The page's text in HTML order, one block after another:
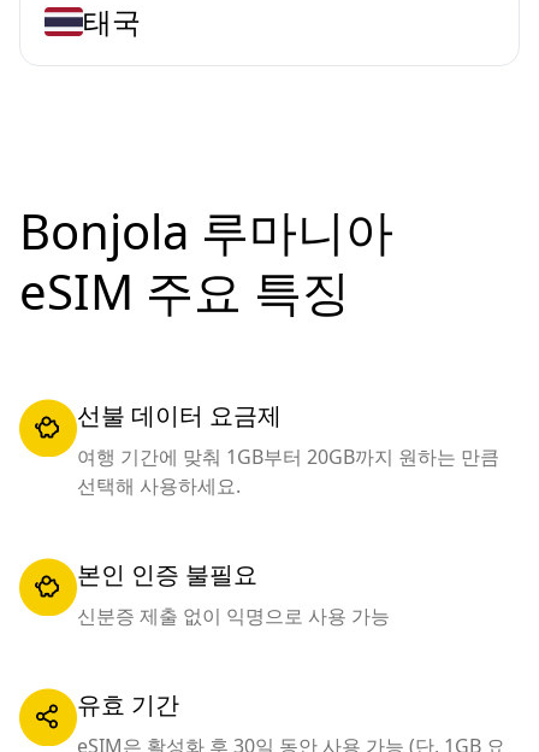
태국
Bonjola 루마니아
eSIM 주요 특징
선불 데이터 요금제
여행 기간에 맞춰 1GB부터 20GB까지 원하는 만큼
선택해 사용하세요.
본인 인증 불필요
신분증 제출 없이 익명으로 사용 가능
유효 기간
eSIM은 활성화 후 30일 동안 사용 가능 (단, 1GB 요